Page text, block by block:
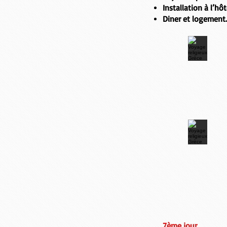
Installation à
Diner et logement.